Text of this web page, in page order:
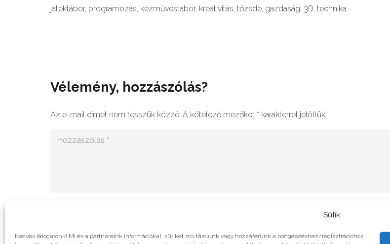
Sütik
Kedves látogatónk! Mi és a partnereink információkat, sütiket stb. tárolunk vagy hozzáférünk a böngészéshez/regisztrációhoz
játéktábor, programozás, kézművestábor, kreativitás, tőzsde, gazdaság, 3D, technika
Vélemény, hozzászólás?
Az e-mail címet nem tesszük közzé. A kötelező mezőket * karakterrel jelöltük